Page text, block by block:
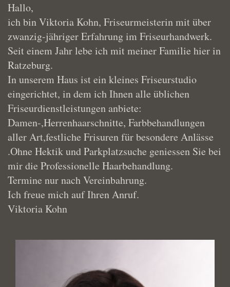
Hallo,
ich bin Viktoria Kohn, Friseurmeisterin mit über
zwanzig-jähriger Erfahrung im Friseurhandwerk.
Seit einem Jahr lebe ich mit meiner Familie hier in
Ratzeburg.
In unserem Haus ist ein kleines Friseurstudio
eingerichtet, in dem ich Ihnen alle üblichen
Friseurdienstleistungen anbiete:
Damen-,Herrenhaarschnitte, Farbbehandlungen
aller Art,festliche Frisuren für besondere Anlässe
.Ohne Hektik und Parkplatzsuche geniessen Sie bei
mir die Professionelle Haarbehandlung.
Termine nur nach Vereinbahrung.
Ich freue mich auf Ihren Anruf.
Viktoria Kohn